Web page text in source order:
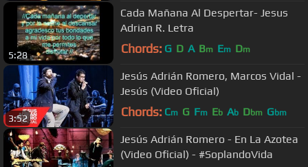
5:28
Cada Mañana Al Despertar- Jesus
Adrian R. Letra
Chords: G D A Bm Em Dm
3:52
Jesús Adrián Romero, Marcos Vidal -
Jesús (Video Oficial)
Chords: Cm G Fm Eb Ab Dbm Gbm
Jesús Adrián Romero - En La Azotea
(Video Oficial) - #SoplandoVida